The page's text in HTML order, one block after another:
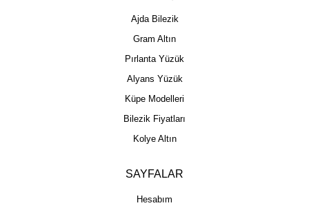
Ajda Bilezik
Gram Altın
Pırlanta Yüzük
Alyans Yüzük
Küpe Modelleri
Bilezik Fiyatları
Kolye Altın
SAYFALAR
Hesabım